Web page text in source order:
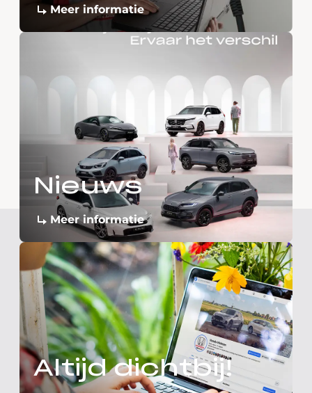
Meer informatie
Nieuws
Meer informatie
Altijd dichtbij!